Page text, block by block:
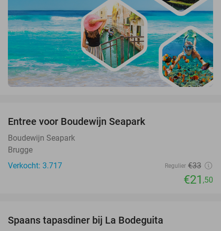
Entree voor Boudewijn Seapark
Boudewijn Seapark
Brugge
Verkocht: 3.717
Regulier €33
€21 ,50
Spaans tapasdiner bij La Bodeguita